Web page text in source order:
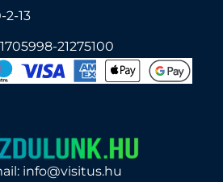
2-13
21275100
info@visitus.hu